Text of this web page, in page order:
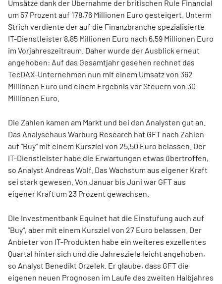
Umsätze dank der Übernahme der britischen Rule Financial
um 57 Prozent auf 178,76 Millionen Euro gesteigert. Unterm
Strich verdiente der auf die Finanzbranche spezialisierte
IT-Dienstleister 8,85 Millionen Euro nach 6,59 Millionen Euro
im Vorjahreszeitraum. Daher wurde der Ausblick erneut
angehoben: Auf das Gesamtjahr gesehen rechnet das
TecDAX-Unternehmen nun mit einem Umsatz von 362
Millionen Euro und einem Ergebnis vor Steuern von 30
Millionen Euro.
Die Zahlen kamen am Markt und bei den Analysten gut an.
Das Analysehaus Warburg Research hat GFT nach Zahlen
auf "Buy" mit einem Kursziel von 25,50 Euro belassen. Der
IT-Dienstleister habe die Erwartungen etwas übertroffen,
so Analyst Andreas Wolf. Das Wachstum aus eigener Kraft
sei stark gewesen. Von Januar bis Juni war GFT aus
eigener Kraft um 23 Prozent gewachsen.
Die Investmentbank Equinet hat die Einstufung auch auf
"Buy", aber mit einem Kursziel von 27 Euro belassen. Der
Anbieter von IT-Produkten habe ein weiteres exzellentes
Quartal hinter sich und die Jahresziele leicht angehoben,
so Analyst Benedikt Orzelek. Er glaube, dass GFT die
eigenen neuen Prognosen im Laufe des zweiten Halbjahres